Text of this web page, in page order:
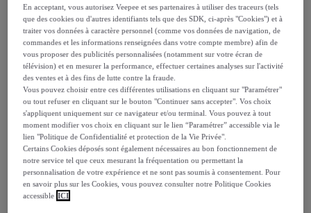
Vendu parÉTHÉRÉ
Livraison
Livraison à partir de5,95 €
Offerte par la marque dès 60 € d'achat
Livraison estimée: entre le11/08et le14/08
En acceptant, vous autorisez Veepee et ses partenaires à utiliser des traceurs (tels
que des cookies ou d'autres identifiants tels que des SDK, ci-après "Cookies") et à
traiter vos données à caractère personnel (comme vos données de navigation, de
commandes et les informations renseignées dans votre compte membre) afin de
vous proposer des publicités personnalisées (notamment sur votre écran de
télévision) et en mesurer la performance, effectuer certaines analyses sur l'activité
des ventes et à des fins de lutte contre la fraude.
Vous pouvez choisir entre ces différentes utilisations en cliquant sur "Paramétrer"
ou tout refuser en cliquant sur le bouton "Continuer sans accepter". Vos choix
s'appliquent uniquement sur ce navigateur et/ou terminal. Vous pouvez à tout
moment modifier vos choix en cliquant sur le lien “Paramétrer” accessible via le
lien "Politique de Confidentialité et protection de la Vie Privée".
Certains Cookies déposés sont également nécessaires au bon fonctionnement de
notre service tel que ceux mesurant la fréquentation ou permettant la
personnalisation de votre expérience et ne sont pas soumis à consentement. Pour
en savoir plus sur les Cookies, vous pouvez consulter notre Politique Cookies
accessible ICI